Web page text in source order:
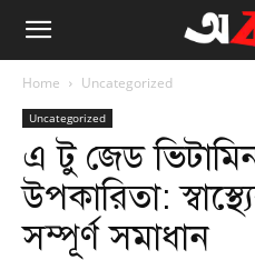
Home Uncategorized
Uncategorized
এ টু জেড
উপকারিতা:
সম্পূর্ণ সমাধান